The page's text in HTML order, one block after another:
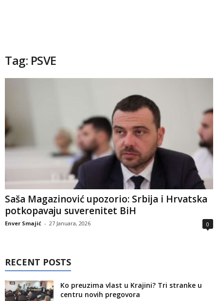
Tag: PSVE
Saša Magazinović upozorio: Srbija i Hrvatska
potkopavaju suverenitet BiH
Enver Smajić - 27 Januara, 2026 0
RECENT POSTS
Ko preuzima vlast u Krajini? Tri stranke u
centru novih pregovora